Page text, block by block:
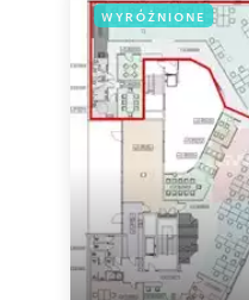
WYRÓŻNIONE